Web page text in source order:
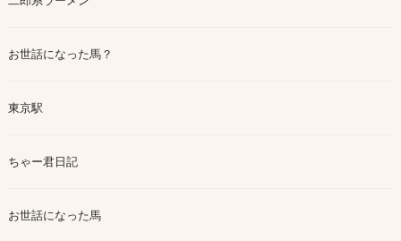
お世話になった馬？
東京駅
ちゃー君日記
お世話になった馬